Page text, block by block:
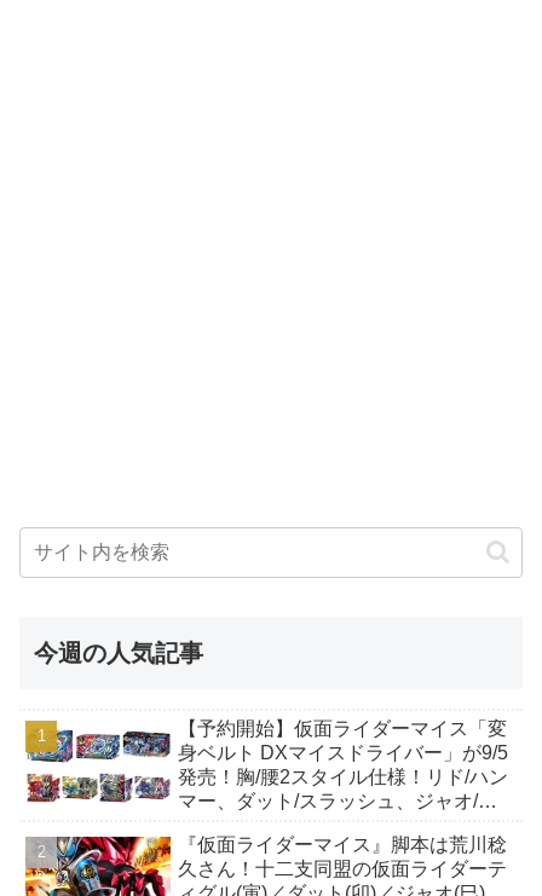
今週の人気記事
【予約開始】仮面ライダーマイス「変
身ベルト DXマイスドライバー」が9/5
発売！胸/腰2スタイル仕様！リド/ハン
マー、ダット/スラッシュ、ジャオ/バ
も！
『仮面ライダーマイス』脚本は荒川稔
久さん！十二支同盟の仮面ライダーテ